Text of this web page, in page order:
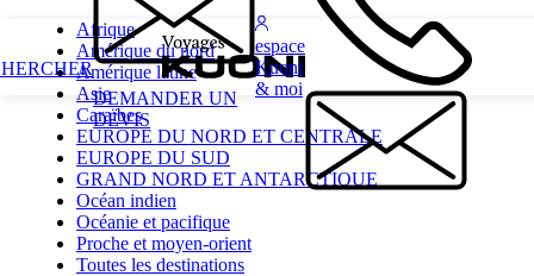
DEMANDER UN
DEVIS
espace
Kuoni
& moi
Afrique
Amérique du nord
Amérique latine
Asie
Caraïbes
EUROPE DU NORD ET CENTRALE
EUROPE DU SUD
GRAND NORD ET ANTARCTIQUE
Océan indien
Océanie et pacifique
Proche et moyen-orient
Toutes les destinations